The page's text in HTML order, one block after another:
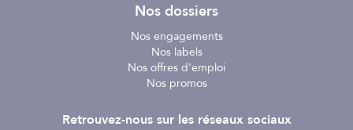
- Matière : 100% polyamide enduit polyuréthane
techniques"
Nos dossiers
Nos engagements
Nos labels
Nos offres d'emploi
Nos promos
Retrouvez-nous sur les réseaux sociaux